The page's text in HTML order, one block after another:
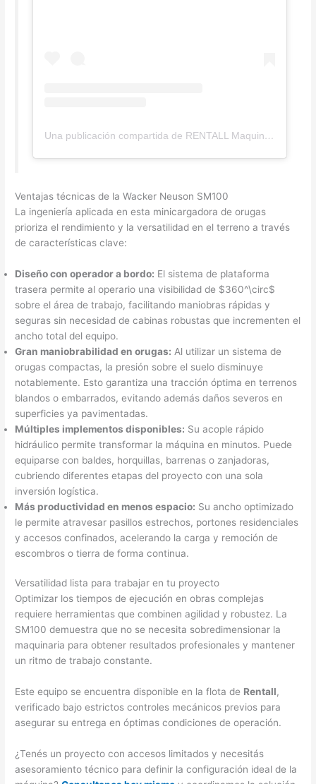
Una publicación compartida de RENTALL Maquinas (@rentallmaquinas)
Ventajas técnicas de la Wacker Neuson SM100
La ingeniería aplicada en esta minicargadora de orugas
prioriza el rendimiento y la versatilidad en el terreno a través
de características clave:
Diseño con operador a bordo: El sistema de plataforma
trasera permite al operario una visibilidad de $360^\circ$
sobre el área de trabajo, facilitando maniobras rápidas y
seguras sin necesidad de cabinas robustas que incrementen el
ancho total del equipo.
Gran maniobrabilidad en orugas: Al utilizar un sistema de
orugas compactas, la presión sobre el suelo disminuye
notablemente. Esto garantiza una tracción óptima en terrenos
blandos o embarrados, evitando además daños severos en
superficies ya pavimentadas.
Múltiples implementos disponibles: Su acople rápido
hidráulico permite transformar la máquina en minutos. Puede
equiparse con baldes, horquillas, barrenas o zanjadoras,
cubriendo diferentes etapas del proyecto con una sola
inversión logística.
Más productividad en menos espacio: Su ancho optimizado
le permite atravesar pasillos estrechos, portones residenciales
y accesos confinados, acelerando la carga y remoción de
escombros o tierra de forma continua.
Versatilidad lista para trabajar en tu proyecto
Optimizar los tiempos de ejecución en obras complejas
requiere herramientas que combinen agilidad y robustez. La
SM100 demuestra que no se necesita sobredimensionar la
maquinaria para obtener resultados profesionales y mantener
un ritmo de trabajo constante.
Este equipo se encuentra disponible en la flota de Rentall,
verificado bajo estrictos controles mecánicos previos para
asegurar su entrega en óptimas condiciones de operación.
¿Tenés un proyecto con accesos limitados y necesitás
asesoramiento técnico para definir la configuración ideal de la